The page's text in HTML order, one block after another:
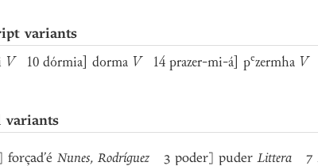
variants
V 10 dórmia] dorma V 14 prazer-mi-á] pezermha V
variants
forçad’é Nunes, Rodríguez 3 poder] puderLittera 7